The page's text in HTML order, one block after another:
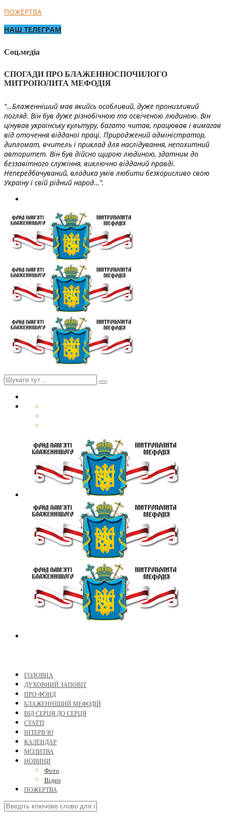
ПОЖЕРТВА
НАШ ТЕЛЕГРАМ
Соц.медіа
СПОГАДИ ПРО БЛАЖЕННОСПОЧИЛОГО
МИТРОПОЛИТА МЕФОДІЯ
“…Блаженніший мав якийсь особливий, дуже пронизливий
погляд. Він був дуже різнобічною та освіченою людиною. Він
цінував українську культуру, багато читав, працював і вимагав
від оточення відданої праці. Природжений адміністратор,
дипломат, вчитель і приклад для наслідування, непохитний
авторитет. Він був дійсно щирою людиною, здатним до
беззавітного служіння, виключно відданий правді.
Непередбачуваний, владика умів любити безкорисливо свою
Україну і свій рідний народ…”.
ГОЛОВНА
ДУХОВНИЙ ЗАПОВІТ
ПРО ФОНД
БЛАЖЕННІШИЙ МЕФОДІЙ
ВІД СЕРЦЯ ДО СЕРЦЯ
СТАТТІ
ІНТЕРВ’Ю
КАЛЕНДАР
МОЛИТВА
НОВИНИ
Фото
Відео
ПОЖЕРТВА